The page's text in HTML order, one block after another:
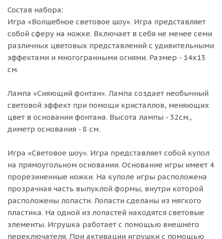
Состав набора:
Игра «Волшебное световое шоу». Игра представляет
собой сферу на ножке. Включает в себя не менее семи
различных цветовых представлений с удивительными
эффектами и многогранными огнями. Размер - 14х13
см.
Лампа «Сияющий фонтан». Лампа создает необычный
световой эффект при помощи кристаллов, меняющих
цвет в основании фонтана. Высота лампы - 32см.,
диметр основания - 8 см.
Игра «Световое шоу». Игра представляет собой купол
на прямоугольном основании. Основание игры имеет 4
прорезиненные ножки. На куполе игры расположена
прозрачная часть выпуклой формы, внутри которой
расположены лопасти. Лопасти сделаны из мягкого
пластика. На одной из лопастей находятся световые
элементы. Игрушка работает с помощью внешнего
переключателя. При активации игрушки с помощью